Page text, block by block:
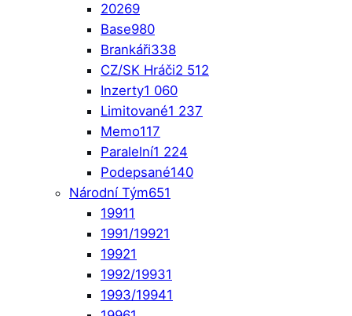
20269
Base980
Brankáři338
CZ/SK Hráči2 512
Inzerty1 060
Limitované1 237
Memo117
Paralelní1 224
Podepsané140
Národní Tým651
19911
1991/19921
19921
1992/19931
1993/19941